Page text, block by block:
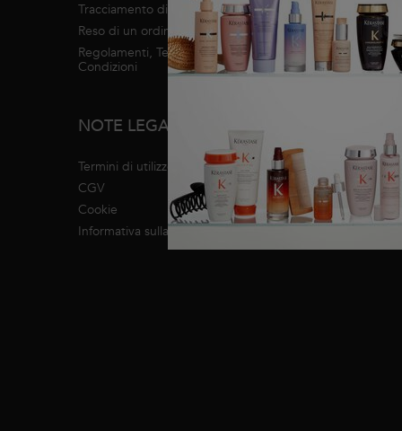
Tracciamento di un ordine
Reso di un ordine
Regolamenti, Termini e
Condizioni
NOTE LEGALI
Termini di utilizzo
CGV
Cookie
Informativa sulla privacy
Servizi in salone
INFO MARCHI
Informazioni su Kérastase
Impegno RSI